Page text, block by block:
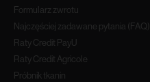
Formularz zwrotu
Najczęściej zadawane pytania (FAQ)
Raty Credit PayU
Raty Credit Agricole
Próbnik tkanin